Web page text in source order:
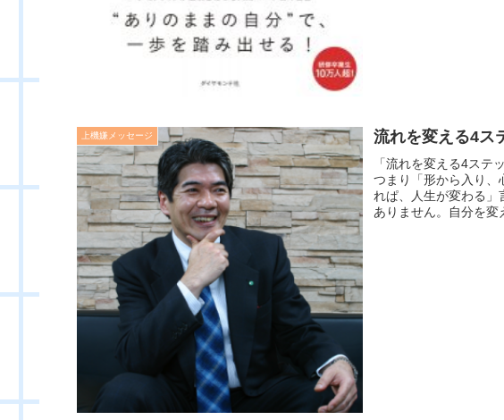
上機嫌メッセージ 流れを変える4
「流れを変える4ステ
つまり「形から入り、
れぱ、人生が変わる」
ありません。自分を変